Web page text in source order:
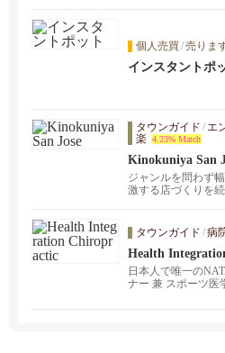
個人売買 /売りま
インスタントポ
タウンガイド /エ
楽 4.23% Match
Kinokuniya San
ジャンルを問わず
激する店づくりを続
タウンガイド /病
Health
日本人で唯一の
ナー 兼 スポーツ医